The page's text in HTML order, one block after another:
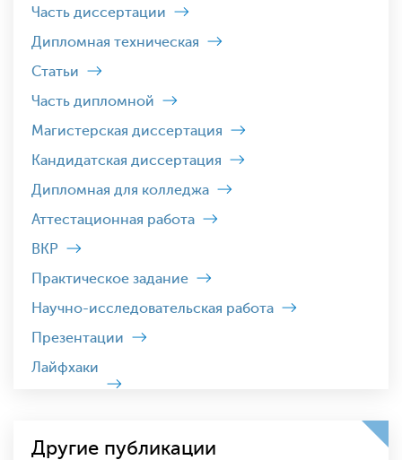
Часть диссертации
Дипломная техническая
Статьи
Часть дипломной
Магистерская диссертация
Кандидатская диссертация
Дипломная для колледжа
Аттестационная работа
ВКР
Практическое задание
Научно-исследовательская работа
Презентации
Лайфхаки
Другие публикации